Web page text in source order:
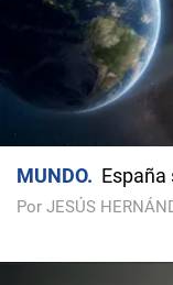
MUNDO España
Por JESÚS